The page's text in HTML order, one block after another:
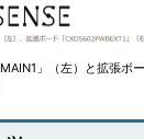
」（左）と拡張ボ